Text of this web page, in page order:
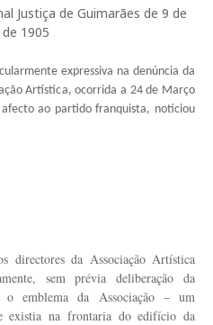
Justiça de Guimarães de 9 de
1905
expressiva na denúncia da
Artística, ocorrida a 24 de Março
ao partido franquista, noticiou
directores da Associação Artística
sem prévia deliberação da
o emblema da Associação – um
existia na frontaria do edifício da